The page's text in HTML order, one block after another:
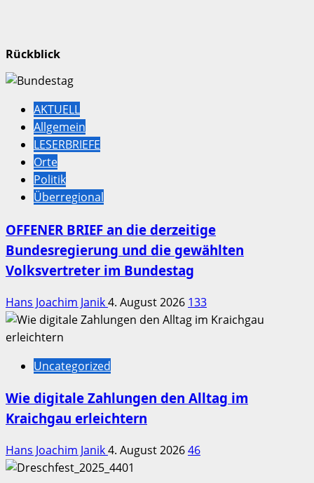
Rückblick
AKTUELL
Allgemein
LESERBRIEFE
Orte
Politik
Überregional
OFFENER BRIEF an die derzeitige
Bundesregierung und die gewählten
Volksvertreter im Bundestag
Hans Joachim Janik4. August 2026 133
Uncategorized
Wie digitale Zahlungen den Alltag im
Kraichgau erleichtern
Hans Joachim Janik4. August 202646